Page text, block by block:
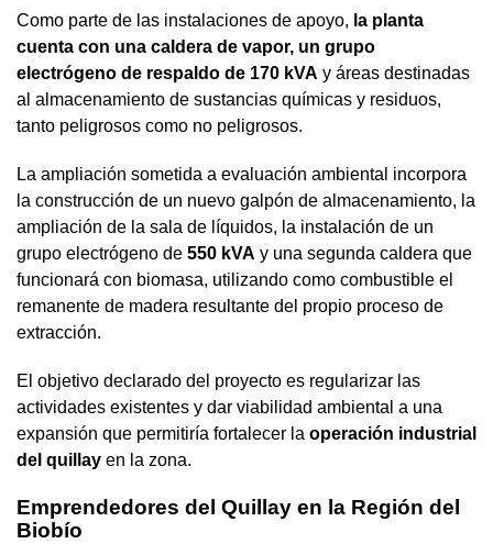
Como parte de las instalaciones de apoyo, la planta
cuenta con una caldera de vapor, un grupo
electrógeno de respaldo de 170 kVA y áreas destinadas
al almacenamiento de sustancias químicas y residuos,
tanto peligrosos como no peligrosos.
La ampliación sometida a evaluación ambiental incorpora
la construcción de un nuevo galpón de almacenamiento, la
ampliación de la sala de líquidos, la instalación de un
grupo electrógeno de 550 kVA y una segunda caldera que
funcionará con biomasa, utilizando como combustible el
remanente de madera resultante del propio proceso de
extracción.
El objetivo declarado del proyecto es regularizar las
actividades existentes y dar viabilidad ambiental a una
expansión que permitiría fortalecer la operación industrial
del quillay en la zona.
Emprendedores del Quillay en la Región del
Biobío